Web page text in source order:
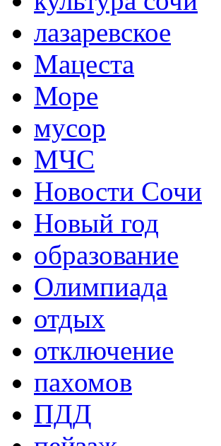
лазаревское
Мацеста
Море
мусор
МЧС
Новости Сочи
Новый год
образование
Олимпиада
отдых
отключение
пахомов
ПДД